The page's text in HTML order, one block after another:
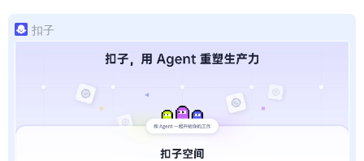
扣子